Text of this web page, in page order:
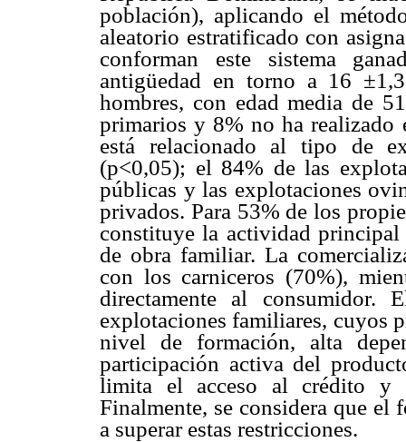
población), aplicando el
aleatorio estratificado con
conforman este sistema
antigüedad en torno a 16
hombres, con edad media de
primarios y 8% no ha realizado
está relacionado al tipo de
(p<0,05); el 84% de las
públicas y las explotaciones
privados. Para 53% de los
constituye la actividad
de obra familiar. La
con los carniceros (70%),
directamente al consumidor.
explotaciones familiares, cuyos
nivel de formación, alta
participación activa del
limita el acceso al crédito y
Finalmente, se considera que el
a superar estas restricciones.